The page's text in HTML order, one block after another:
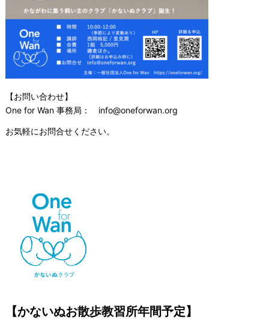
【お問い合わせ】
One for Wan 事務局： info@oneforwan.org
お気軽にお問合せください。
【かないぬお散歩教習所年間予定】